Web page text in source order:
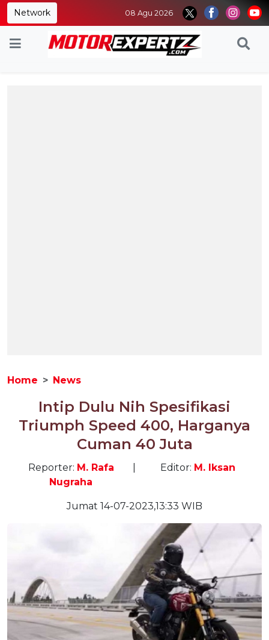
Network 08 Agu 2026
Home News
Intip Dulu Nih Spesifikasi
Triumph Speed 400, Harganya
Cuman 40 Juta
Reporter: M. Rafa
Nugraha
Editor: M. Iksan
Jumat 14-07-2023,13:33 WIB